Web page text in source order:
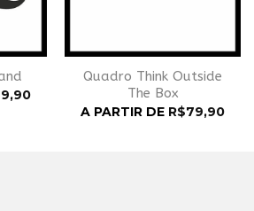
Quadro Think Outside
The Box
A PARTIR DE R$79,90